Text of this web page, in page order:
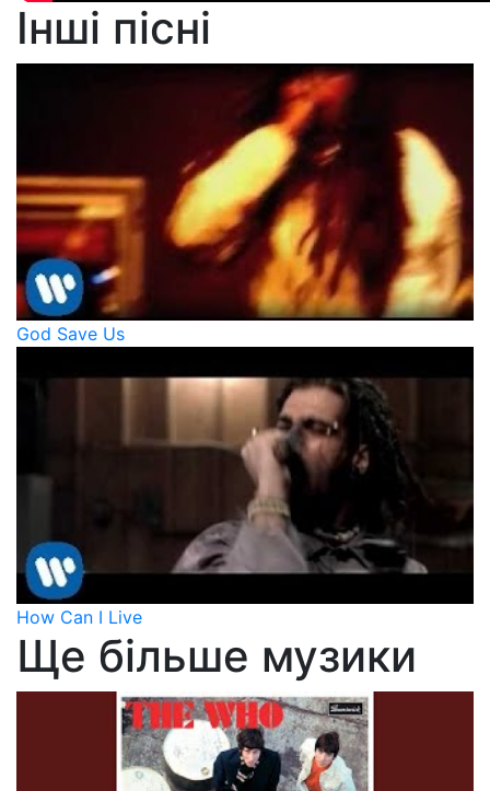
Інші пісні
God Save Us
How Can I Live
Ще більше музики